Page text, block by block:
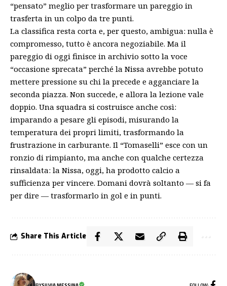
“pensato” meglio per trasformare un pareggio in
trasferta in un colpo da tre punti.
La classifica resta corta e, per questo, ambigua: nulla è
compromesso, tutto è ancora negoziabile. Ma il
pareggio di oggi finisce in archivio sotto la voce
“occasione sprecata” perché la Nissa avrebbe potuto
mettere pressione su chi la precede e agganciare la
seconda piazza. Non succede, e allora la lezione vale
doppio. Una squadra si costruisce anche così:
imparando a pesare gli episodi, misurando la
temperatura dei propri limiti, trasformando la
frustrazione in carburante. Il “Tomaselli” esce con un
ronzio di rimpianto, ma anche con qualche certezza
rinsaldata: la Nissa, oggi, ha prodotto calcio a
sufficienza per vincere. Domani dovrà soltanto — si fa
per dire — trasformarlo in gol e in punti.
Share This Article